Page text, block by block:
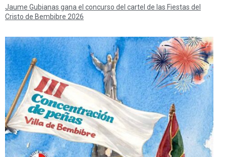
Jaume Gubianas gana el concurso del cartel de las Fiestas del
Cristo de Bembibre 2026